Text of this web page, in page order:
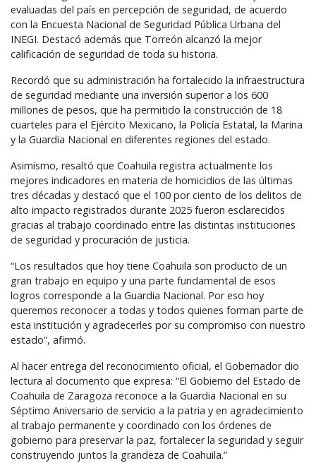
evaluadas del país en percepción de seguridad, de acuerdo
con la Encuesta Nacional de Seguridad Pública Urbana del
INEGI. Destacó además que Torreón alcanzó la mejor
calificación de seguridad de toda su historia.
Recordó que su administración ha fortalecido la infraestructura
de seguridad mediante una inversión superior a los 600
millones de pesos, que ha permitido la construcción de 18
cuarteles para el Ejército Mexicano, la Policía Estatal, la Marina
y la Guardia Nacional en diferentes regiones del estado.
Asimismo, resaltó que Coahuila registra actualmente los
mejores indicadores en materia de homicidios de las últimas
tres décadas y destacó que el 100 por ciento de los delitos de
alto impacto registrados durante 2025 fueron esclarecidos
gracias al trabajo coordinado entre las distintas instituciones
de seguridad y procuración de justicia.
“Los resultados que hoy tiene Coahuila son producto de un
gran trabajo en equipo y una parte fundamental de esos
logros corresponde a la Guardia Nacional. Por eso hoy
queremos reconocer a todas y todos quienes forman parte de
esta institución y agradecerles por su compromiso con nuestro
estado”, afirmó.
Al hacer entrega del reconocimiento oficial, el Gobernador dio
lectura al documento que expresa: “El Gobierno del Estado de
Coahuila de Zaragoza reconoce a la Guardia Nacional en su
Séptimo Aniversario de servicio a la patria y en agradecimiento
al trabajo permanente y coordinado con los órdenes de
gobierno para preservar la paz, fortalecer la seguridad y seguir
construyendo juntos la grandeza de Coahuila.”